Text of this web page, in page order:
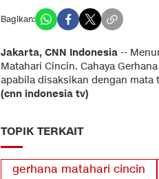
Bagikan:
Jakarta, CNN Indonesia --
Matahari Cincin. Cahaya
apabila disaksikan dengan mata
(cnn indonesia tv)
TOPIK TERKAIT
gerhana matahari cincin